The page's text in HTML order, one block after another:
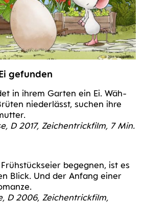
gefunden
in ihrem Gar­ten ein Ei. Wäh­
nie­der­lässt, suchen ihre
D 2017, Zei­chen­trick­film, 7 Min.
begeg­nen, ist es
Blick. Und der Anfang einer
D 2006, Zei­chen­trick­film,